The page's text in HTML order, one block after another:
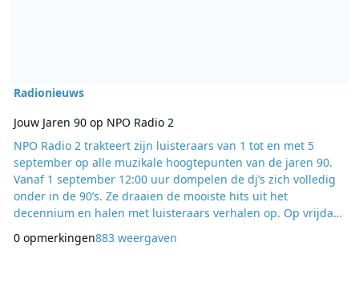
Radionieuws
Jouw Jaren 90 op NPO Radio 2
NPO Radio 2 trakteert zijn luisteraars van 1 tot en met 5
september op alle muzikale hoogtepunten van de jaren 90.
Vanaf 1 september 12:00 uur dompelen de dj’s zich volledig
onder in de 90’s. Ze draaien de mooiste hits uit het
decennium en halen met luisteraars verhalen op. Op vrijdag
nummers, gekozen door luisteraars, met iets voor 20:00 uur
0 opmerkingen883 weergaven